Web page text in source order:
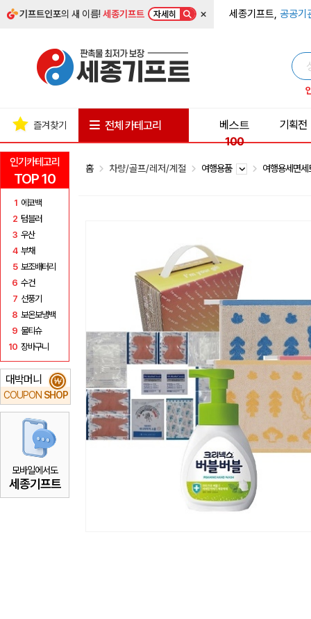
기프트인포의 새 이름!세종기프트 자세히 × 세종기프트, 공공기
인기카테고리
TOP 10
1 에코백
2 텀블러
3 우산
4 부채
5 보조배터리
6 수건
7 선풍기
8 보온보냉백
9 물티슈
10 장바구니
대박머니
COUPON SHOP
₩
모바일에서도
세종기프트
즐겨찾기 전체 카테고리
베스트
100
기획전
홈 차량/골프/레저/계절 여행용품 여행용세면